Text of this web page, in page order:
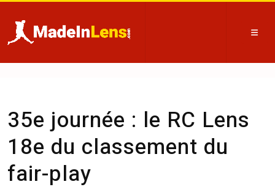
35e journée : le RC Lens
18e du classement du
fair-play